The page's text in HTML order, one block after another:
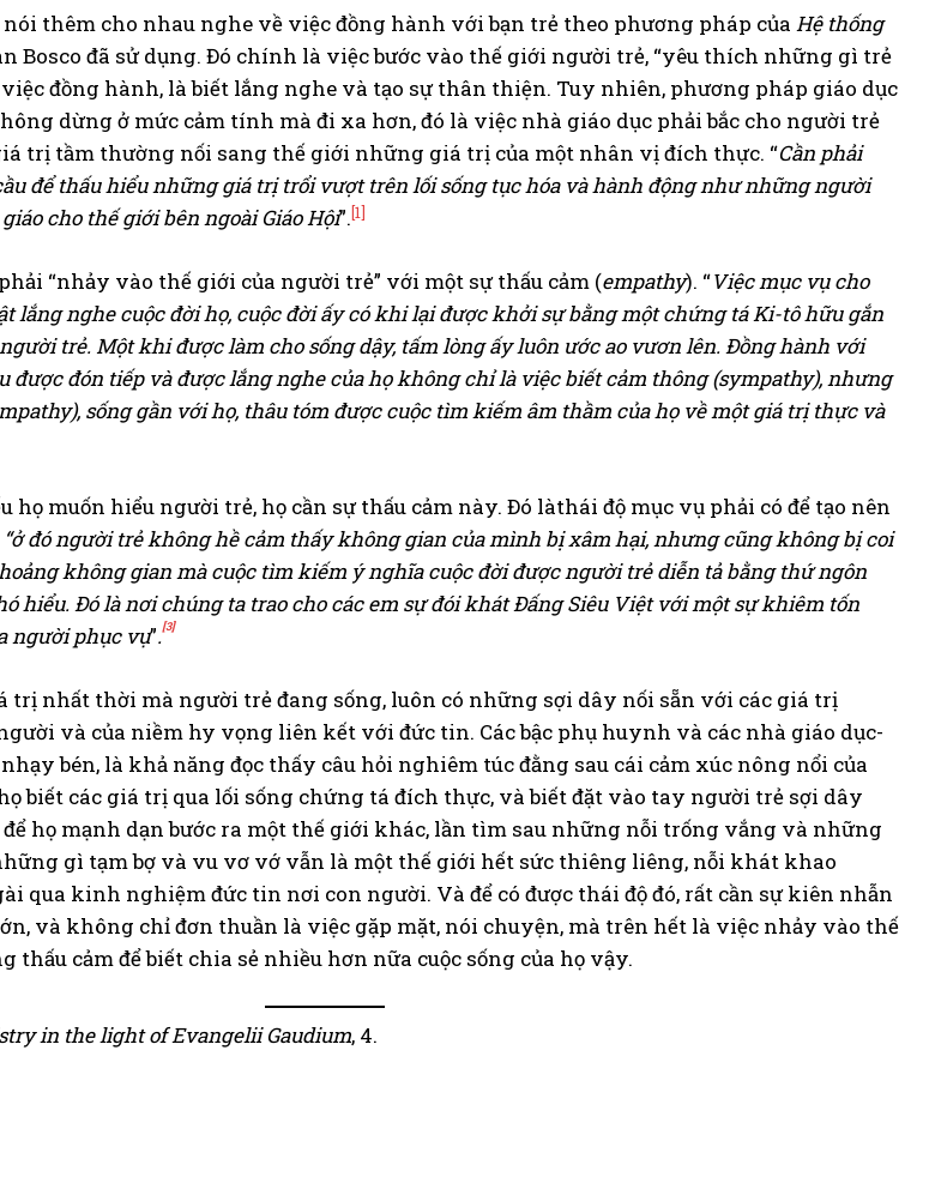
thêm cho nhau nghe về việc đồng hành với bạn trẻ theo phương pháp của Hệ thống
Bosco đã sử dụng. Đó chính là việc bước vào thế giới người trẻ, “yêu thích những gì trẻ
việc đồng hành, là biết lắng nghe và tạo sự thân thiện. Tuy nhiên, phương pháp giáo dục
dừng ở mức cảm tính mà đi xa hơn, đó là việc nhà giáo dục phải bắc cho người trẻ
trị tầm thường nối sang thế giới những giá trị của một nhân vị đích thực. “Cần phải
để thấu hiểu những giá trị trổi vượt trên lối sống tục hóa và hành động như những người
cho thế giới bên ngoài Giáo Hội”.[1]
“nhảy vào thế giới của người trẻ” với một sự thấu cảm (empathy). “Việc mục vụ cho
lắng nghe cuộc đời họ, cuộc đời ấy có khi lại được khởi sự bằng một chứng tá Ki-tô hữu gắn
trẻ. Một khi được làm cho sống dậy, tấm lòng ấy luôn ước ao vươn lên. Đồng hành với
được đón tiếp và được lắng nghe của họ không chỉ là việc biết cảm thông (sympathy), nhưng
sống gần với họ, thâu tóm được cuộc tìm kiếm âm thầm của họ về một giá trị thực và
họ muốn hiểu người trẻ, họ cần sự thấu cảm này. Đó làthái độ mục vụ phải có để tạo nên
“ở đó người trẻ không hề cảm thấy không gian của mình bị xâm hại, nhưng cũng không bị coi
không gian mà cuộc tìm kiếm ý nghĩa cuộc đời được người trẻ diễn tả bằng thứ ngôn
hiểu. Đó là nơi chúng ta trao cho các em sự đói khát Đấng Siêu Việt với một sự khiêm tốn
người phục vụ”.[3]
trị nhất thời mà người trẻ đang sống, luôn có những sợi dây nối sẵn với các giá trị
và của niềm hy vọng liên kết với đức tin. Các bậc phụ huynh và các nhà giáo dục-
bén, là khả năng đọc thấy câu hỏi nghiêm túc đằng sau cái cảm xúc nông nổi của
biết các giá trị qua lối sống chứng tá đích thực, và biết đặt vào tay người trẻ sợi dây
họ mạnh dạn bước ra một thế giới khác, lần tìm sau những nỗi trống vắng và những
gì tạm bợ và vu vơ vớ vẫn là một thế giới hết sức thiêng liêng, nỗi khát khao
qua kinh nghiệm đức tin nơi con người. Và để có được thái độ đó, rất cần sự kiên nhẫn
và không chỉ đơn thuần là việc gặp mặt, nói chuyện, mà trên hết là việc nhảy vào thế
thấu cảm để biết chia sẻ nhiều hơn nữa cuộc sống của họ vậy.
in the light of Evangelii Gaudium, 4.